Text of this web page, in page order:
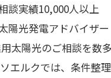
談実績10,000人以上
陽光発電アドバイザー
太陽光のご相談を数
エルクでは、条件整